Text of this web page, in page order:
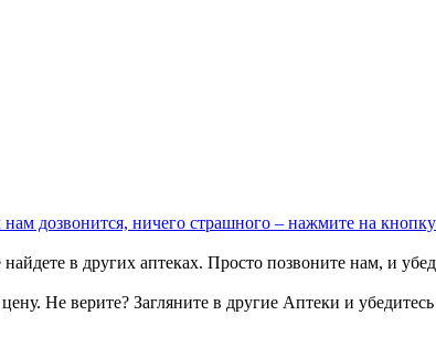
дозвонится, ничего страшного – нажмите на
в других аптеках. Просто позвоните нам, и
Не верите? Загляните в другие Аптеки и